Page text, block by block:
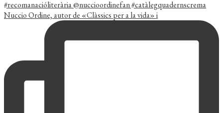
Nuccio Ordine, autor de «Clàssics per a la vida» i